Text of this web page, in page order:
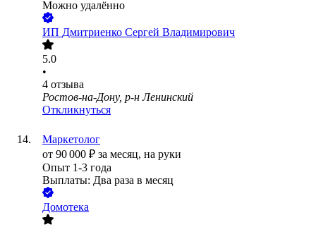
Можно удалённо
ИП Дмитриенко Сергей Владимирович
5.0
•
4 отзыва
Ростов-на-Дону, р-н Ленинский
Откликнуться
Маркетолог
от 90 000 ₽ за месяц, на руки
Опыт 1-3 года
Выплаты: Два раза в месяц
Домотека